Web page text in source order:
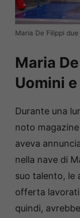
Maria De Filippi
Maria
Uomini e
Durante una
noto
aveva
nella nave di
suo talento, le
offerta
quindi,